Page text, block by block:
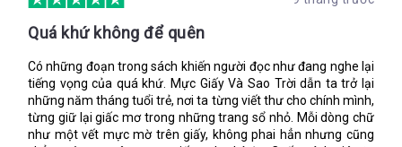
Vì vậy, câu trả lời là: một hòn đảo nối di chuyển nhanh như nó
muốn
Tình bạn tựa như những chòm sao
Lupe lấy ra một sợi dây chuyền vàng từ trong túi và đặt gọn nó
vào lòng bàn tay. Mặt dây chuyền bằng vàng được chạm trổ
sáng lấp lánh dưới ánh nắng mặt trời.
Quá khứ không để quên
Có những đoạn trong sách khiến người đọc như đang nghe lại
tiếng vọng của quá khứ. Mực Giấy Và Sao Trời dẫn ta trở lại
những năm tháng tuổi trẻ, nơi ta từng viết thư cho chính mình,
từng giữ lại giấc mơ trong những trang sổ nhỏ. Mỗi dòng chữ
như một vết mực mờ trên giấy, không phai hẳn nhưng cũng